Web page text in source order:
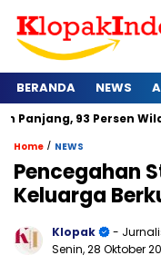
BERANDA NEWS
Persen Wilayah Alami
Home / NEWS
Pencegahan
Keluarga
Klopak
-
Senin, 28 Oktober